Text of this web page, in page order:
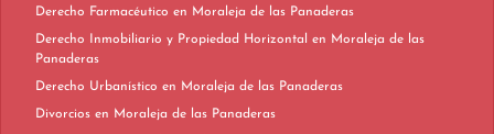
Derecho Farmacéutico en Moraleja de las Panaderas
Derecho Inmobiliario y Propiedad Horizontal en Moraleja de las
Panaderas
Derecho Urbanístico en Moraleja de las Panaderas
Divorcios en Moraleja de las Panaderas